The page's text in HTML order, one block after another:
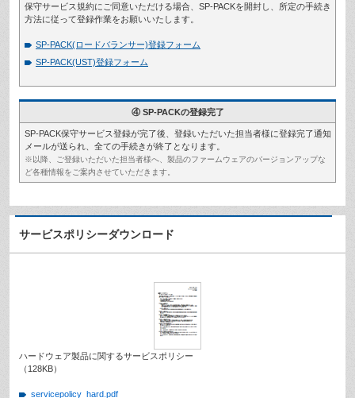
保守サービス規約にご同意いただける場合、SP-PACKを開封し、所定の手続き
方法に従って登録作業をお願いいたします。
SP-PACK(ロードバランサー)登録フォーム
SP-PACK(UST)登録フォーム
④ SP-PACKの登録完了
SP-PACK保守サービス登録が完了後、登録いただいた担当者様に登録完了通知
メールが送られ、全ての手続きが終了となります。
※以降、ご登録いただいた担当者様へ、製品のファームウェアのバージョンアップな
ど各種情報をご案内させていただきます。
サービスポリシーダウンロード
ハードウェア製品に関するサービスポリシー
（128KB）
servicepolicy_hard.pdf